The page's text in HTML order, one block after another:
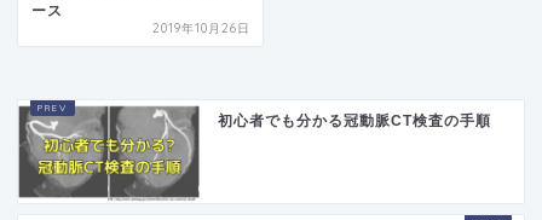
ース
2019年10月26日
初心者でも分かる冠動脈CT検査の手順